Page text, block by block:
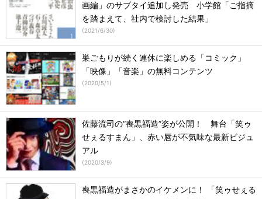
画編」のサブタイ追加し発売 小学館「ご指摘
を踏まえて、社内で検討した結果」
(2021/6/30)
巣ごもりが続く連休に楽しめる「コミック」
「映像」「音楽」の無料コンテンツ
(2020/5/1)
佐藤流司の“喪黒福造”姿が公開！ 舞台「笑ゥ
せぇるすまん」、赤い唇が不気味な最新ビジュ
アル
(2020/3/9)
喪黒福造がまさかのイケメンに！ 「笑ゥせぇる